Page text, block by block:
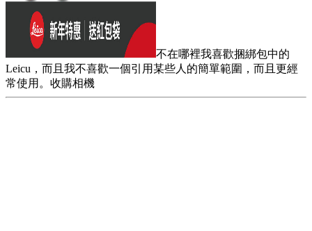
不在哪裡我喜歡捆綁包中的
Leicu，而且我不喜歡一個引用某些人的簡單範圍，而且更經
常使用。收購相機